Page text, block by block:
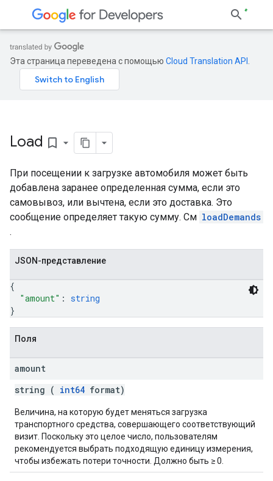
Эта страница переведена с помощью Cloud Translation API
Load bookmark_border
При посещении к загрузке автомобиля может быть
добавлена ​​заранее определенная сумма, если это
самовывоз, или вычтена, если это доставка. Это
сообщение определяет такую ​​сумму. См loadDemands
.
JSON-представление
{
"amount" : string
}
Поля
amount
string ( int64 format)
Величина, на которую будет меняться загрузка
транспортного средства, совершающего соответствующий
визит. Поскольку это целое число, пользователям
рекомендуется выбрать подходящую единицу измерения,
чтобы избежать потери точности. Должно быть ≥ 0.